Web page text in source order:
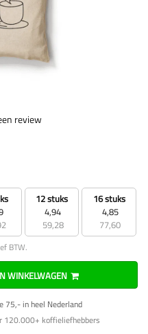
review
12 stuks
4,94
59,28
16 stuks
4,85
77,60
BTW.
WINKELWAGEN
75,- in heel Nederland
120.000+ koffieliefhebbers